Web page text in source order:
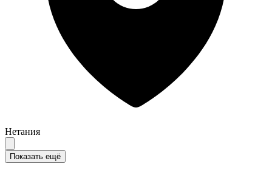
Нетания
Показать ещё